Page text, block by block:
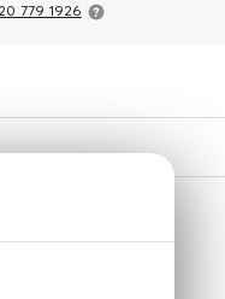
779 1926